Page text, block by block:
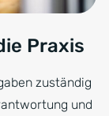
Praxis
zuständig
und